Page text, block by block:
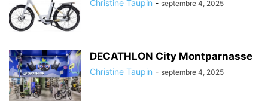
Christine Taupin - septembre 4, 2025
DECATHLON City Montparnasse
Christine Taupin - septembre 4, 2025